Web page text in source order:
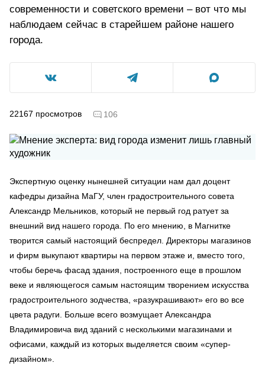
современности и советского времени – вот что мы
наблюдаем сейчас в старейшем районе нашего
города.
22167 просмотров 106
Экспертную оценку нынешней ситуации нам дал доцент
кафедры дизайна МаГУ, член градостроительного совета
Александр Мельников, который не первый год ратует за
внешний вид нашего города. По его мнению, в Магнитке
творится самый настоящий беспредел. Директоры магазинов
и фирм выкупают квартиры на первом этаже и, вместо того,
чтобы беречь фасад здания, построенного еще в прошлом
веке и являющегося самым настоящим творением искусства
градостроительного зодчества, «разукрашивают» его во все
цвета радуги. Больше всего возмущает Александра
Владимировича вид зданий с несколькими магазинами и
офисами, каждый из которых выделяется своим «супер-
дизайном».